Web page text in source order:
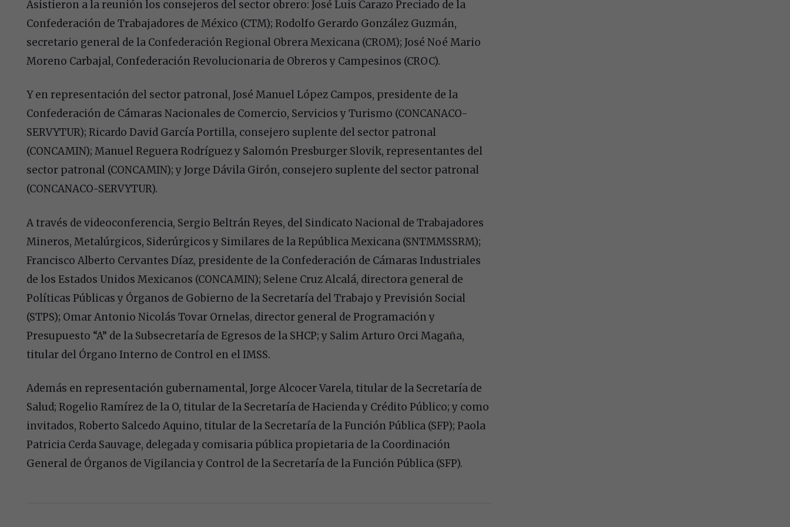
Asistieron a la reunión los consejeros del sector obrero: José Luis Carazo Preciado de la
Confederación de Trabajadores de México (CTM); Rodolfo Gerardo González Guzmán,
secretario general de la Confederación Regional Obrera Mexicana (CROM); José Noé Mario
Moreno Carbajal, Confederación Revolucionaria de Obreros y Campesinos (CROC).
Y en representación del sector patronal, José Manuel López Campos, presidente de la
Confederación de Cámaras Nacionales de Comercio, Servicios y Turismo (CONCANACO-
SERVYTUR); Ricardo David García Portilla, consejero suplente del sector patronal
(CONCAMIN); Manuel Reguera Rodríguez y Salomón Presburger Slovik, representantes del
sector patronal (CONCAMIN); y Jorge Dávila Girón, consejero suplente del sector patronal
(CONCANACO-SERVYTUR).
A través de videoconferencia, Sergio Beltrán Reyes, del Sindicato Nacional de Trabajadores
Mineros, Metalúrgicos, Siderúrgicos y Similares de la República Mexicana (SNTMMSSRM);
Francisco Alberto Cervantes Díaz, presidente de la Confederación de Cámaras Industriales
de los Estados Unidos Mexicanos (CONCAMIN); Selene Cruz Alcalá, directora general de
Políticas Públicas y Órganos de Gobierno de la Secretaría del Trabajo y Previsión Social
(STPS); Omar Antonio Nicolás Tovar Ornelas, director general de Programación y
Presupuesto “A” de la Subsecretaría de Egresos de la SHCP; y Salim Arturo Orci Magaña,
titular del Órgano Interno de Control en el IMSS.
Además en representación gubernamental, Jorge Alcocer Varela, titular de la Secretaría de
Salud; Rogelio Ramírez de la O, titular de la Secretaría de Hacienda y Crédito Público; y como
invitados, Roberto Salcedo Aquino, titular de la Secretaría de la Función Pública (SFP); Paola
Patricia Cerda Sauvage, delegada y comisaria pública propietaria de la Coordinación
General de Órganos de Vigilancia y Control de la Secretaría de la Función Pública (SFP).